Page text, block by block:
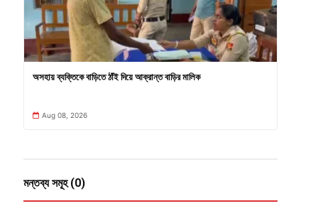
অসহায় ব্যক্তিকে বাড়িতে ঠাঁই দিয়ে আক্রান্ত বাড়ির মালিক
Aug 08, 2026
মন্তব্য সমূহ (0)